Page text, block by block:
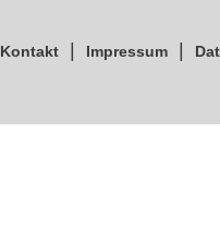
Kontakt Impressum